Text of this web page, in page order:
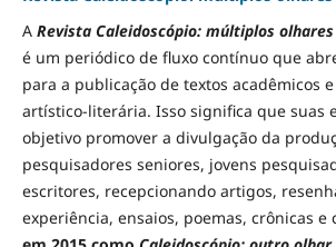
A Revista Caleidoscópio: múltiplos
é um periódico de fluxo contínuo que
para a publicação de textos acadêmicos
artístico-literária. Isso significa que suas
objetivo promover a divulgação da
pesquisadores seniores, jovens
escritores, recepcionando artigos,
experiência, ensaios, poemas, crônicas e